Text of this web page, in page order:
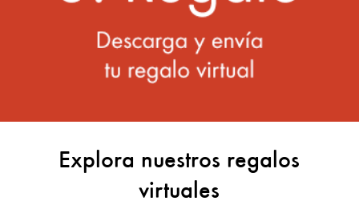
Explora nuestros regalos
virtuales